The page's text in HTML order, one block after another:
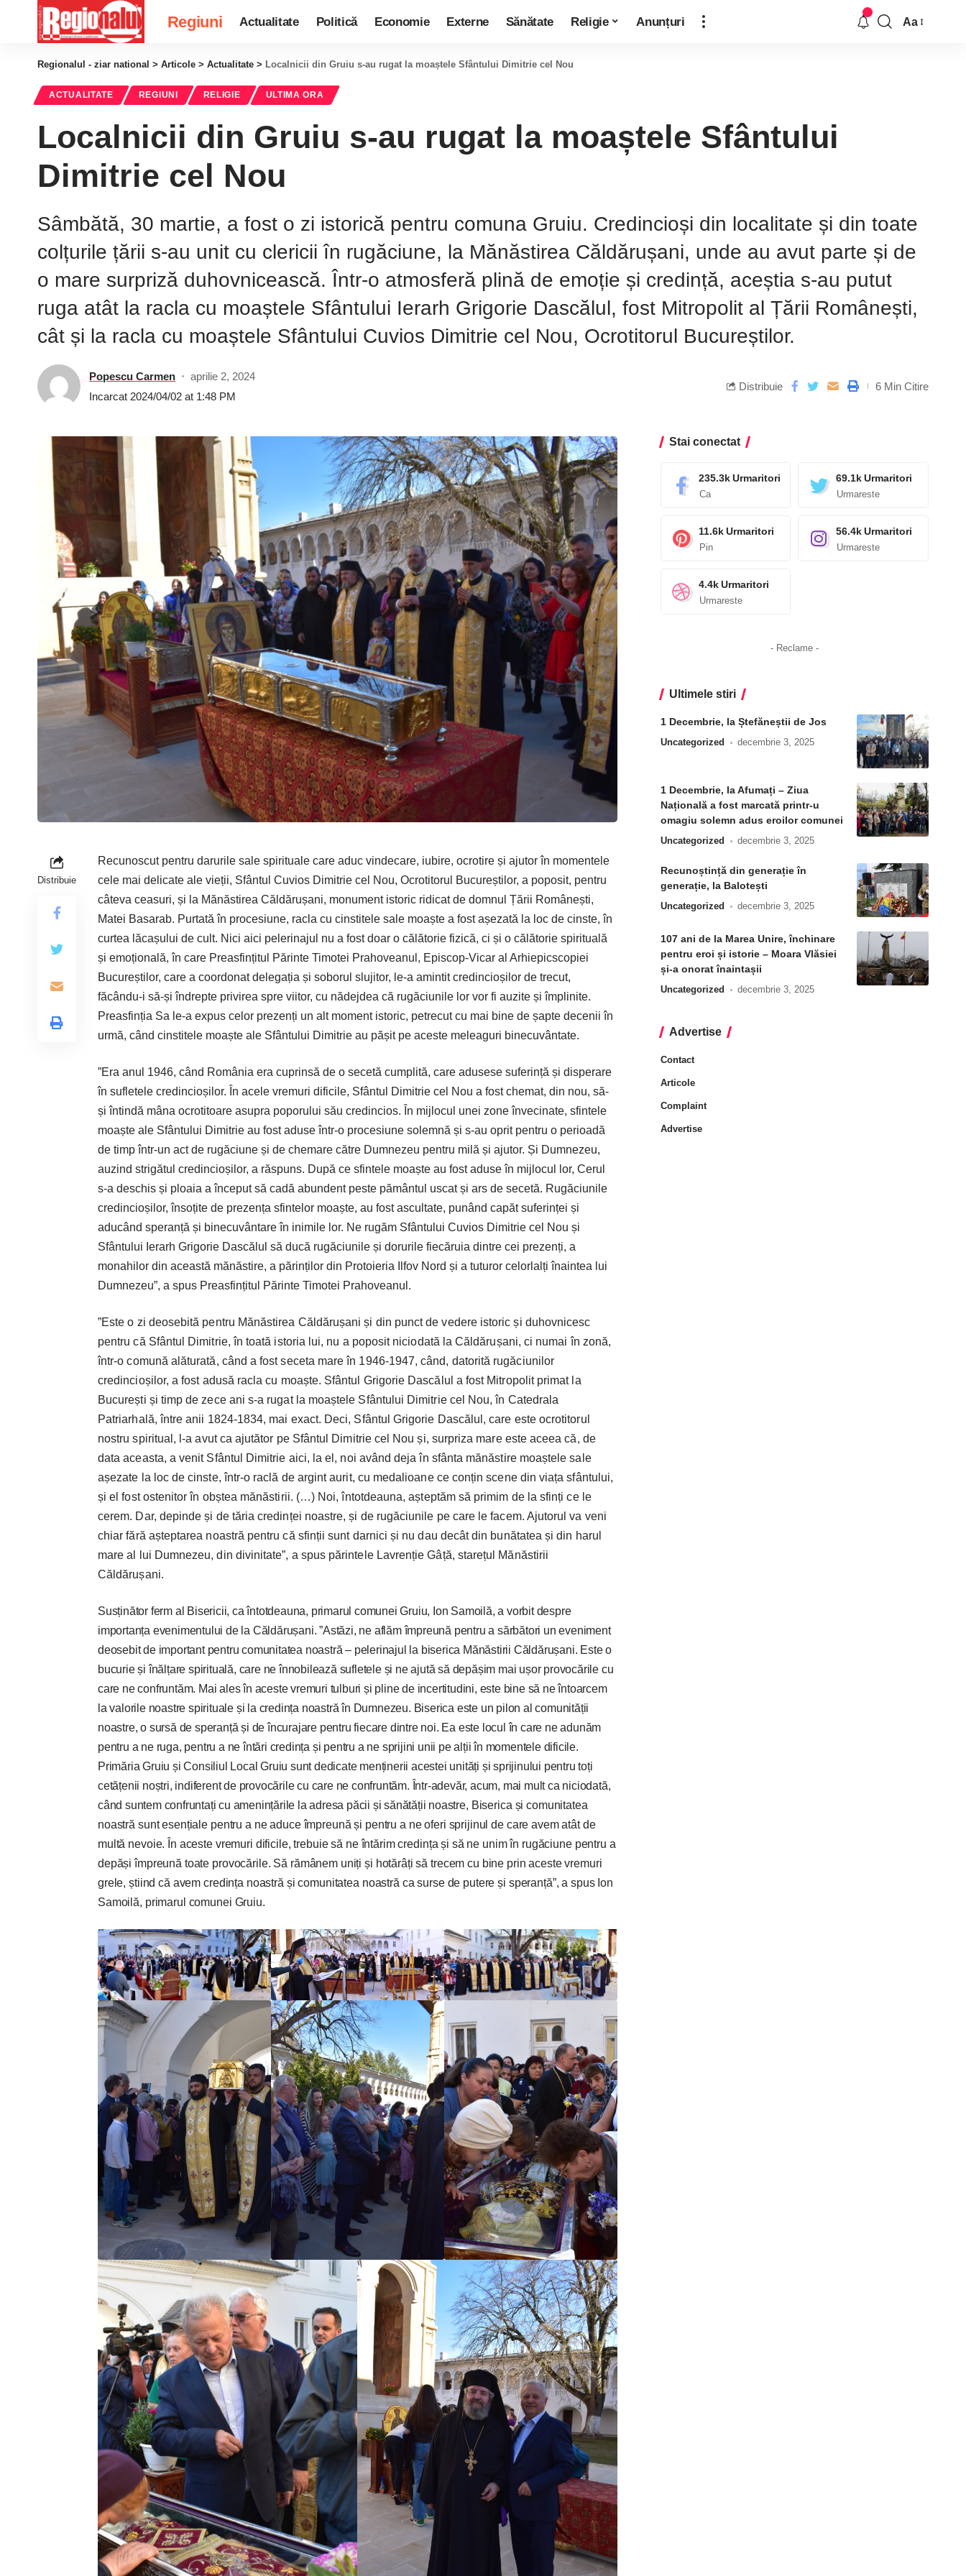
Regiuni Actualitate Politică Economie Externe Sănătate Religie Anunțuri Aa
Regionalul - ziar national > Articole > Actualitate > Localnicii din Gruiu s-au rugat la moaștele Sfântului Dimitrie cel Nou
ACTUALITATE REGIUNI RELIGIE ULTIMA ORA
Localnicii din Gruiu s-au rugat la moaștele Sfântului
Dimitrie cel Nou
Sâmbătă, 30 martie, a fost o zi istorică pentru comuna Gruiu. Credincioși din localitate și din toate
colțurile țării s-au unit cu clericii în rugăciune, la Mănăstirea Căldărușani, unde au avut parte și de
o mare surpriză duhovnicească. Într-o atmosferă plină de emoție și credință, aceștia s-au putut
ruga atât la racla cu moaștele Sfântului Ierarh Grigorie Dascălul, fost Mitropolit al Țării Românești,
cât și la racla cu moaștele Sfântului Cuvios Dimitrie cel Nou, Ocrotitorul Bucureștilor.
Popescu Carmen
aprilie 2, 2024
Incarcat 2024/04/02 at 1:48 PM
Distribuie 6 Min Citire
Distribuie
Recunoscut pentru darurile sale spirituale care aduc vindecare, iubire, ocrotire și ajutor în momentele
cele mai delicate ale vieții, Sfântul Cuvios Dimitrie cel Nou, Ocrotitorul Bucureștilor, a poposit, pentru
câteva ceasuri, și la Mănăstirea Căldărușani, monument istoric ridicat de domnul Țării Românești,
Matei Basarab. Purtată în procesiune, racla cu cinstitele sale moaște a fost așezată la loc de cinste, în
curtea lăcașului de cult. Nici aici pelerinajul nu a fost doar o călătorie fizică, ci și o călătorie spirituală
și emoțională, în care Preasfințitul Părinte Timotei Prahoveanul, Episcop-Vicar al Arhiepicscopiei
Bucureștilor, care a coordonat delegația și soborul slujitor, le-a amintit credincioșilor de trecut,
făcându-i să-și îndrepte privirea spre viitor, cu nădejdea că rugăciunile lor vor fi auzite și împlinite.
Preasfinția Sa le-a expus celor prezenți un alt moment istoric, petrecut cu mai bine de șapte decenii în
urmă, când cinstitele moaște ale Sfântului Dimitrie au pășit pe aceste meleaguri binecuvântate.
”Era anul 1946, când România era cuprinsă de o secetă cumplită, care adusese suferință și disperare
în sufletele credincioșilor. În acele vremuri dificile, Sfântul Dimitrie cel Nou a fost chemat, din nou, să-
și întindă mâna ocrotitoare asupra poporului său credincios. În mijlocul unei zone învecinate, sfintele
moaște ale Sfântului Dimitrie au fost aduse într-o procesiune solemnă și ­s-au oprit pentru o perioadă
de timp într-un act de rugăciune și de chemare către Dumnezeu pentru milă și ajutor. Și Dumnezeu,
auzind strigătul credincioșilor, a răspuns. După ce sfintele moaște au fost aduse în mijlocul lor, Cerul
s-a deschis și ploaia a început să cadă abundent peste pământul uscat și ars de secetă. Rugăciunile
credincioșilor, însoțite de prezența sfintelor moaște, au fost ascultate, punând capăt suferinței și
aducând speranță și binecuvântare în inimile lor. Ne rugăm Sfântului Cuvios Dimitrie cel Nou și
Sfântului Ierarh Grigorie Dascălul să ducă rugăciunile și dorurile fiecăruia dintre cei prezenți, a
monahilor din această mănăstire, a părinților din Protoieria Ilfov Nord și a tuturor celorlalți înaintea lui
Dumnezeu”, a spus Preasfințitul Părinte Timotei Prahoveanul.
”Este o zi deosebită pentru Mănăstirea Căldărușani și din punct de vedere istoric și duhovnicesc
pentru că Sfântul Dimitrie, în toată istoria lui, nu a poposit niciodată la Căldărușani, ci numai în zonă,
într-o comună alăturată, când a fost seceta mare în 1946-1947, când, datorită rugăciunilor
credincioșilor, a fost adusă racla cu moaște. Sfântul Grigorie Dascălul a fost Mitropolit primat la
București și timp de zece ani s-a rugat la moaștele Sfântului Dimitrie cel Nou, în Catedrala
Patriarhală, între anii 1824-1834, mai exact. Deci, Sfântul Grigorie Dascălul, care este ocrotitorul
nostru spiritual, l-a avut ca ajutător pe Sfântul Dimitrie cel Nou și, surpriza mare este aceea că, de
data aceasta, a venit Sfântul Dimitrie aici, la el, noi având deja în sfânta mănăstire moaștele sale
așezate la loc de cinste, într-o raclă de argint aurit, cu medalioane ce conțin scene din viața sfântului,
și el fost ostenitor în obștea mănăstirii. (…) Noi, întotdeauna, așteptăm să primim de la sfinți ce le
cerem. Dar, depinde și de tăria credinței noastre, și de rugăciunile pe care le facem. Ajutorul va veni
chiar fără așteptarea noastră pentru că sfinții sunt darnici și nu dau decât din bunătatea și din harul
mare al lui Dumnezeu, din divinitate”, a spus părintele Lavrenție Gâță, starețul Mănăstirii
Căldărușani.
Susținător ferm al Bisericii, ca întotdeauna, primarul comunei Gruiu, Ion Samoilă, a vorbit despre
importanța evenimentului de la Căldărușani. ”Astăzi, ne aflăm împreună pentru a sărbători un eveniment
deosebit de important pentru comunitatea noastră – pelerinajul la biserica Mănăstirii Căldărușani. Este o
bucurie și înălțare spirituală, care ne înnobilează sufletele și ne ajută să depășim mai ușor provocările cu
care ne confruntăm. Mai ales în aceste vremuri tulburi și pline de incertitudini, este bine să ne întoarcem
la valorile noastre spirituale și la credința noastră în Dumnezeu. Biserica este un pilon al comunității
noastre, o sursă de speranță și de încurajare pentru fiecare dintre noi. Ea este locul în care ne adunăm
pentru a ne ruga, pentru a ne întări credința și pentru a ne sprijini unii pe alții în momentele dificile.
Primăria Gruiu și Consiliul Local Gruiu sunt dedicate menținerii acestei unități și sprijinului pentru toți
cetățenii noștri, indiferent de provocările cu care ne confruntăm. Într-adevăr, acum, mai mult ca niciodată,
când suntem confruntați cu amenințările la adresa păcii și sănătății noastre, Biserica și comunitatea
noastră sunt esențiale pentru a ne aduce împreună și pentru a ne oferi sprijinul de care avem atât de
multă nevoie. În aceste vremuri dificile, trebuie să ne întărim credința și să ne unim în rugăciune pentru a
depăși împreună toate provocările. Să rămânem uniți și hotărâți să trecem cu bine prin aceste vremuri
grele, știind că avem credința noastră și comunitatea noastră ca surse de putere și speranță”, a spus Ion
Samoilă, primarul comunei Gruiu.
Stai conectat
235.3k Urmaritori
Ca
69.1k Urmaritori
Urmareste
11.6k Urmaritori
Pin
56.4k Urmaritori
Urmareste
4.4k Urmaritori
Urmareste
- Reclame -
Ultimele stiri
1 Decembrie, la Ștefăneștii de Jos
Uncategorized decembrie 3, 2025
1 Decembrie, la Afumați – Ziua
Națională a fost marcată printr-u
omagiu solemn adus eroilor comunei
Uncategorized decembrie 3, 2025
Recunoștință din generație în
generație, la Balotești
Uncategorized decembrie 3, 2025
107 ani de la Marea Unire, închinare
pentru eroi și istorie – Moara Vlăsiei
și-a onorat înaintașii
Uncategorized decembrie 3, 2025
Advertise
Contact
Articole
Complaint
Advertise